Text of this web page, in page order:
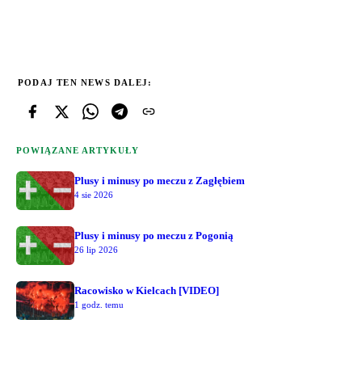
PODAJ TEN NEWS DALEJ:
POWIĄZANE ARTYKUŁY
Plusy i minusy po meczu z Zagłębiem
4 sie 2026
Plusy i minusy po meczu z Pogonią
26 lip 2026
Racowisko w Kielcach [VIDEO]
1 godz. temu